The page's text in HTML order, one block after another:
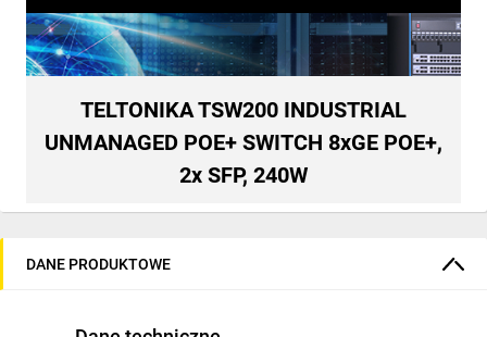
TELTONIKA TSW200 INDUSTRIAL
UNMANAGED POE+ SWITCH 8xGE POE+,
2x SFP, 240W
DANE PRODUKTOWE